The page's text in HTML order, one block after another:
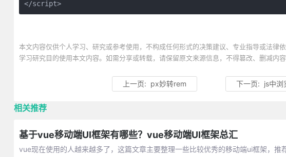
</script>
本文内容仅供个人学习、研究或参考使用，不构成任何形式的决策建议、专业指导或法
学习研究目的使用本文内容。如需分享或转载，请保留原文来源信息，不得篡改、删减内
上一页: px妙转rem 下一页: js中
相关推荐
基于vue移动端UI框架有哪些？vue移动端UI框架总汇
vue现在使用的人越来越多了，这篇文章主要整理一些比较优秀的移动端ui框架，